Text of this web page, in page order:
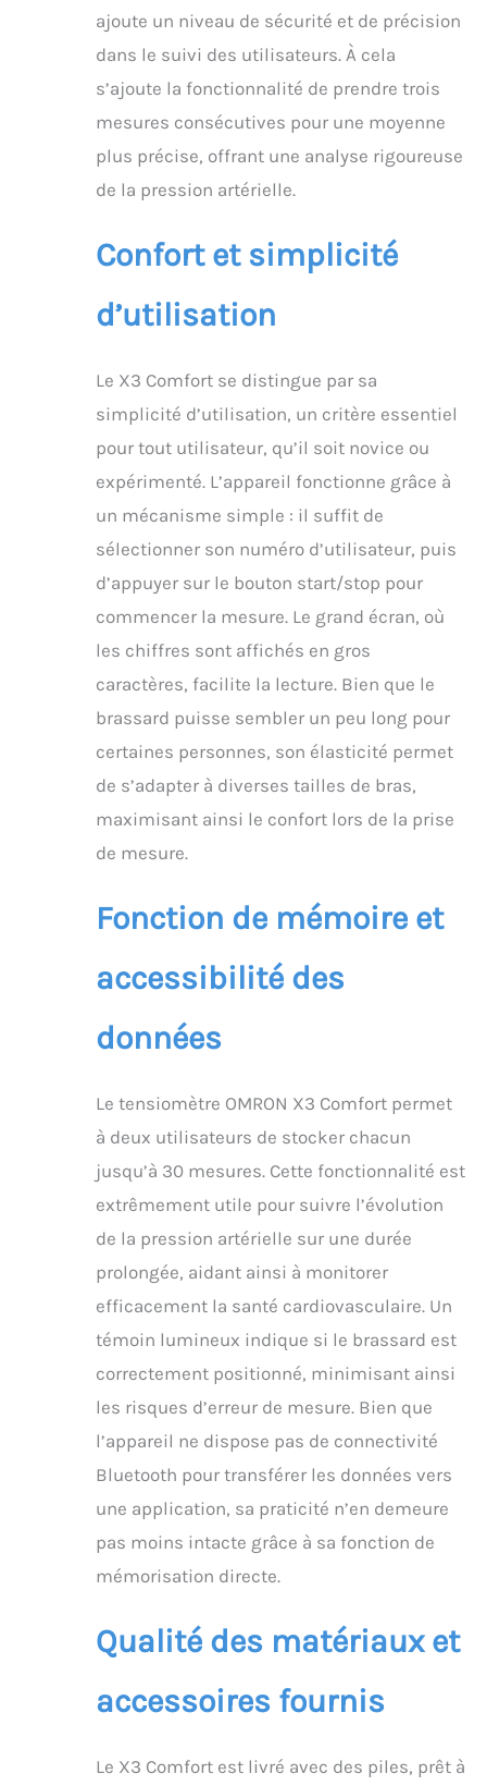
mouvement, obtenez
des mesures précises
SUIVI DE LA SANTÉ
CARDIOVASCULAIRE :
une fois votre tension
artérielle mesurée,
l’appareil tension X3
Comfort peut indiquer
cardiaque irrégulier ou
d’une hypertension VOS
MAIN : Le tensiomètre
X3 Comfort enregistre
Surveillez votre santé
cardiovasculaire et
faites de changements
positifs pour un avenir
ajoute un niveau de sécurité et de précision
dans le suivi des utilisateurs. À cela
s’ajoute la fonctionnalité de prendre trois
mesures consécutives pour une moyenne
plus précise, offrant une analyse rigoureuse
de la pression artérielle.
Confort et simplicité
d’utilisation
Le X3 Comfort se distingue par sa
simplicité d’utilisation, un critère essentiel
pour tout utilisateur, qu’il soit novice ou
expérimenté. L’appareil fonctionne grâce à
un mécanisme simple : il suffit de
sélectionner son numéro d’utilisateur, puis
d’appuyer sur le bouton start/stop pour
commencer la mesure. Le grand écran, où
les chiffres sont affichés en gros
caractères, facilite la lecture. Bien que le
brassard puisse sembler un peu long pour
certaines personnes, son élasticité permet
de s’adapter à diverses tailles de bras,
maximisant ainsi le confort lors de la prise
de mesure.
Fonction de mémoire et
accessibilité des
données
Le tensiomètre OMRON X3 Comfort permet
à deux utilisateurs de stocker chacun
jusqu’à 30 mesures. Cette fonctionnalité est
extrêmement utile pour suivre l’évolution
de la pression artérielle sur une durée
prolongée, aidant ainsi à monitorer
efficacement la santé cardiovasculaire. Un
témoin lumineux indique si le brassard est
correctement positionné, minimisant ainsi
les risques d’erreur de mesure. Bien que
l’appareil ne dispose pas de connectivité
Bluetooth pour transférer les données vers
une application, sa praticité n’en demeure
pas moins intacte grâce à sa fonction de
mémorisation directe.
Qualité des matériaux et
accessoires fournis
Le X3 Comfort est livré avec des piles, prêt à